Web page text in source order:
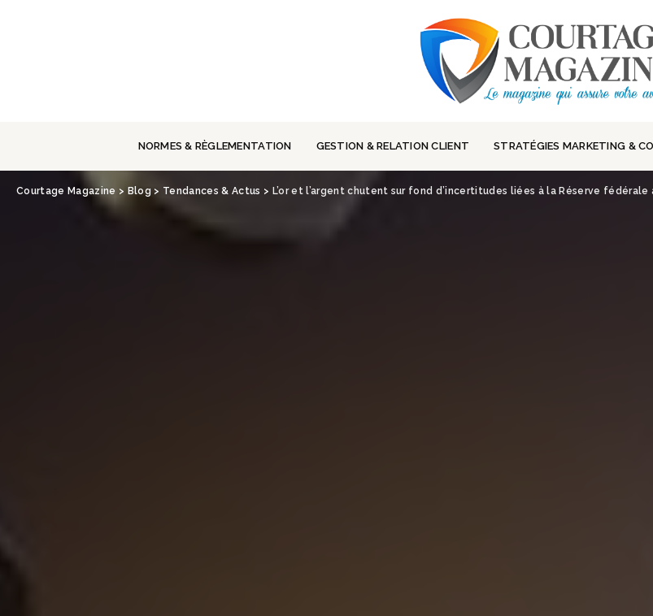
NORMES & RÈGLEMENTATION GESTION & RELATION CLIENT STRATÉGIES MARKETING &
Courtage Magazine > Blog > Tendances & Actus > L’or et l’argent chutent sur fond d’incertitudes liées à la Réserve fédérale